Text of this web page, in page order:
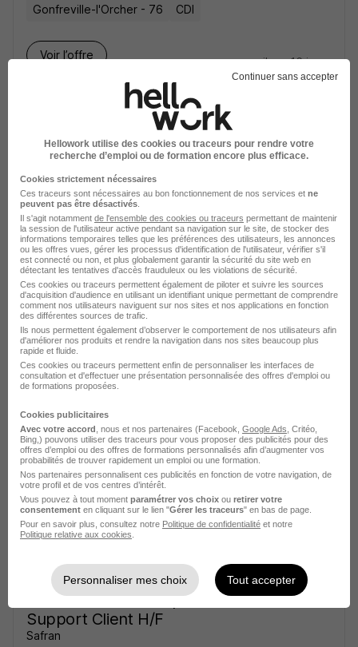
Gonfreville-l'Orcher - 76 CDI
Voir l’offre
il y a 16 jours
Préparateur Méthodes Composites -
Safran
Gonfreville-l'Orcher - 76
Voir l’offre
il y a 17 jours
Ingénieur·e Conception Outillages -
Ingénierie Industrielle H/F
Safran
Gonfreville-l'Orcher - 76
Responsable R&T H/F
Safran
Gonfreville-l'Orcher - 76 CDI
Assurance Qualité Après Vente -
Support Client H/F
Safran
Continuer sans accepter
Hellowork utilise des cookies ou traceurs pour rendre votre
recherche d’emploi ou de formation encore plus efficace.
Cookies strictement nécessaires
Ces traceurs sont nécessaires au bon fonctionnement de nos services et ne
peuvent pas être désactivés
Il s'agit notamment de l'ensemble des cookies ou traceurs permettant de maintenir
la session de l'utilisateur active pendant sa navigation sur le site, de stocker des
informations temporaires telles que les préférences des utilisateurs, les annonces
ou les offres vues, gérer les processus d'identification de l'utilisateur, vérifier s'il
est connecté ou non, et plus globalement garantir la sécurité du site web en
détectant les tentatives d'accès frauduleux ou les violations de sécurité.
Ces cookies ou traceurs permettent également de piloter et suivre les sources
d'acquisition d'audience en utilisant un identifiant unique permettant de comprendre
comment nos utilisateurs naviguent sur nos sites et nos applications en fonction
des différentes sources de trafic.
Ils nous permettent également d’observer le comportement de nos utilisateurs afin
d'améliorer nos produits et rendre la navigation dans nos sites beaucoup plus
rapide et fluide.
Ces cookies ou traceurs permettent enfin de personnaliser les interfaces de
consultation et d'effectuer une présentation personnalisée des offres d'emploi ou
de formations proposées.
Cookies publicitaires
Avec votre accord , nous et nos partenaires (Facebook, Google Ads , Critéo,
Bing,) pouvons utiliser des traceurs pour vous proposer des publicités pour des
offres d’emploi ou des offres de formations personnalisés afin d’augmenter vos
probabilités de trouver rapidement un emploi ou une formation.
Nos partenaires personnalisent ces publicités en fonction de votre navigation, de
votre profil et de vos centres d’intérêt.
Vous pouvez à tout moment paramétrer vos choix ou retirer votre
consentement en cliquant sur le lien "Gérer les traceurs" en bas de page.
Pour en savoir plus, consultez notre Politique de confidentialité et notre
Politique relative aux cookies
Personnaliser mes choix Tout accepter